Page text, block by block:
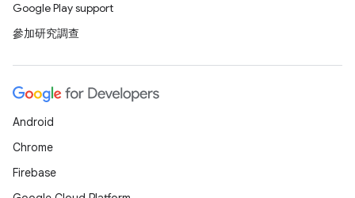
Google Play support
參加研究調查
Android
Chrome
Firebase